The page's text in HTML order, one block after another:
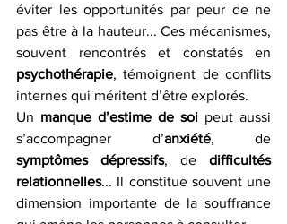
éviter les opportunités par peur de ne
pas être à la hauteur... Ces mécanismes,
psychothérapie, témoignent de conflits
internes qui méritent d’être explorés.
Un manque d’estime de soi peut aussi
s’accompagner d’anxiété
symptômes dépressifs, de difficultés
relationnelles... Il constitue souvent une
dimension importante de la souffrance